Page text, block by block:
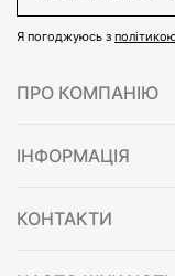
Я погоджуюсь з
ПРО КОМПАНІЮ
ІНФОРМАЦІЯ
КОНТАКТИ